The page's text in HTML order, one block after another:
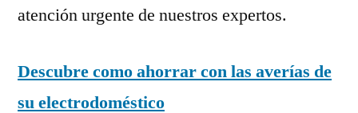
atención urgente de nuestros expertos.
Descubre como ahorrar con las averías de
su electrodoméstico